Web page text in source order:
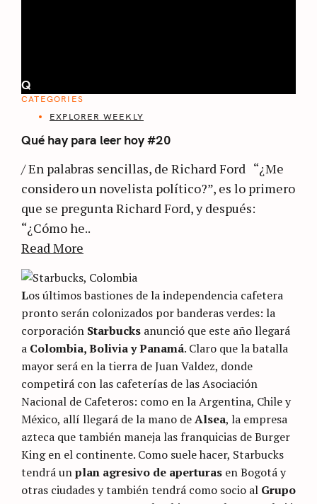
Q
CATEGORIES
EXPLORER WEEKLY
Qué hay para leer hoy #20
/ En palabras sencillas, de Richard Ford “¿Me
considero un novelista político?”, es lo primero
que se pregunta Richard Ford, y después:
“¿Cómo he..
Read More
Los últimos bastiones de la independencia cafetera
pronto serán colonizados por banderas verdes: la
corporación Starbucks anunció que este año llegará
a Colombia, Bolivia y Panamá. Claro que la batalla
mayor será en la tierra de Juan Valdez, donde
competirá con las cafeterías de las Asociación
Nacional de Cafeteros: como en la Argentina, Chile y
México, allí llegará de la mano deAlsea, la empresa
azteca que también maneja las franquicias de Burger
King en el continente. Como suele hacer, Starbucks
tendrá unplan agresivo de aperturas en Bogotá y
otras ciudades y también tendrá como socio al Grupo